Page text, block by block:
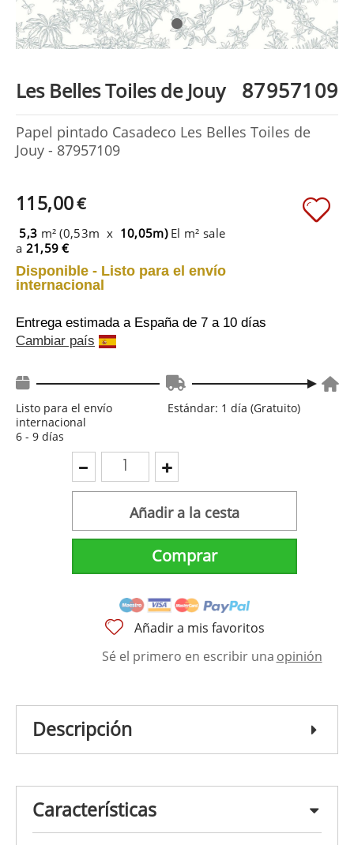
Les Belles Toiles de Jouy 87957109
Papel pintado Casadeco Les Belles Toiles de
Jouy - 87957109
115,00€
5,3 m² (0,53m x 10,05m) El m² sale
a 21,59 €
Disponible - Listo para el envío
internacional
Entrega estimada a España de 7 a 10 días
Cambiar país
Listo para el envío
internacional
6 - 9 días
Estándar: 1 día (Gratuito)
Añadir a la cesta
Comprar
Añadir a mis favoritos
Sé el primero en escribir una opinión
Descripción
Características